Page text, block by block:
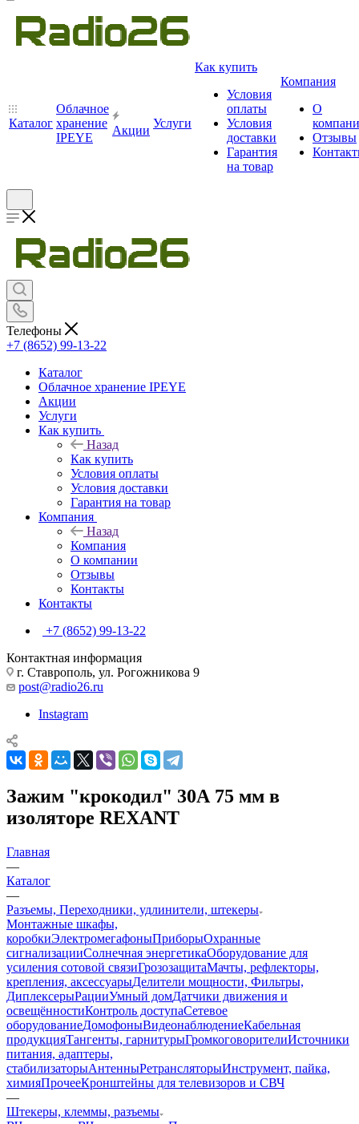
Каталог
Облачное
хранение
IPEYE
Акции
Услуги
Как купить
Условия
оплаты
Условия
доставки
Гарантия
на товар
Компания
О
Отзывы
Телефоны
+7 (8652) 99-13-22
Каталог
Облачное хранение IPEYE
Акции
Услуги
Как купить
Назад
Как купить
Условия оплаты
Условия доставки
Гарантия на товар
Компания
Назад
Компания
О компании
Отзывы
Контакты
Контакты
+7 (8652) 99-13-22
Контактная информация
г. Ставрополь, ул. Рогожникова 9
post@radio26.ru
Instagram
Зажим "крокодил" 30А 75 мм в
изоляторе REXANT
Главная
—
Каталог
—
Разъемы, Переходники, удлинители, штекеры
Монтажные шкафы,
коробкиЭлектромегафоныПриборыОхранные
сигнализацииСолнечная энергетикаОборудование для
усиления сотовой связиГрозозащитаМачты, рефлекторы,
крепления, аксессуарыДелители мощности, Фильтры,
ДиплексерыРацииУмный домДатчики движения и
освещённостиКонтроль доступаСетевое
оборудованиеДомофоныВидеонаблюдениеКабельная
продукцияТангенты, гарнитурыГромкоговорителиИсточники
питания, адаптеры,
стабилизаторыАнтенныРетрансляторыИнструмент, пайка,
химияПрочееКронштейны для телевизоров и СВЧ
—
Штекеры, клеммы, разъемы